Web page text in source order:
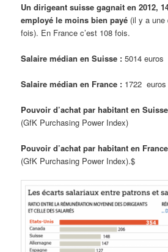
Un dirigeant suisse gagnait en 2012,
employé le moins bien payé (il y a une
fois). En France c’est 108 fois.
Salaire médian en Suisse : 5014 euros
Salaire médian en France : 1722 euros
Pouvoir d’achat par habitant en
(GfK Purchasing Power Index)
Pouvoir d’achat par habitant en
(GfK Purchasing Power Index).$